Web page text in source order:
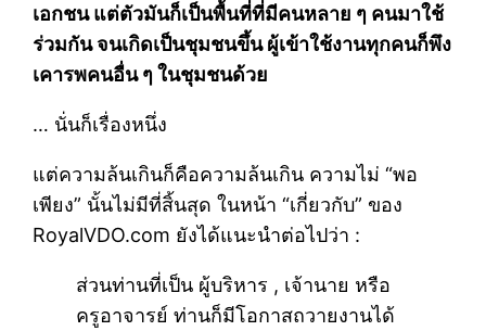
เอกชน แต่ตัวมันก็เป็นพื้นที่ที่มีคนหลาย ๆ คนมาใช้
ร่วมกัน จนเกิดเป็นชุมชนขึ้น ผู้เข้าใช้งานทุกคนก็พึง
เคารพคนอื่น ๆ ในชุมชนด้วย
… นั่นก็เรื่องหนึ่ง
แต่ความล้นเกินก็คือความล้นเกิน ความไม่ “พอ
เพียง” นั้นไม่มีที่สิ้นสุด ในหน้า “เกี่ยวกับ” ของ
RoyalVDO.com ยังได้แนะนำต่อไปว่า :
ส่วนท่านที่เป็น ผู้บริหาร , เจ้านาย หรือ
ครูอาจารย์ ท่านก็มีโอกาสถวายงานได้